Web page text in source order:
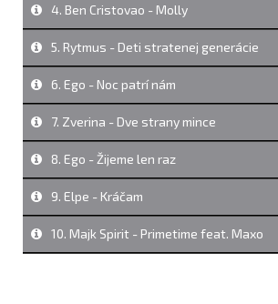
4. Ben Cristovao - Molly
5. Rytmus - Deti stratenej generácie
6. Ego - Noc patrí nám
7. Zverina - Dve strany mince
8. Ego - Žijeme len raz
9. Elpe - Kráčam
10. Majk Spirit - Primetime feat. Maxo